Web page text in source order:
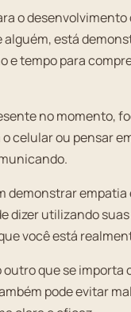
o
está
tempo para
no momento,
celular ou pensar
dizer utilizando
você está
que se importa
pode evitar